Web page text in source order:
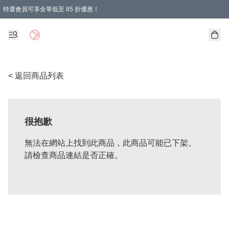
特選會員可享全單低至 85 折優惠！
購物滿 HKD 1000.00即享免運費優惠！（適用於 特定的送貨方式 )
< 返回商品列表
很抱歉
無法在網站上找到此商品，此商品可能已下架。
請檢查商品連結是否正確。